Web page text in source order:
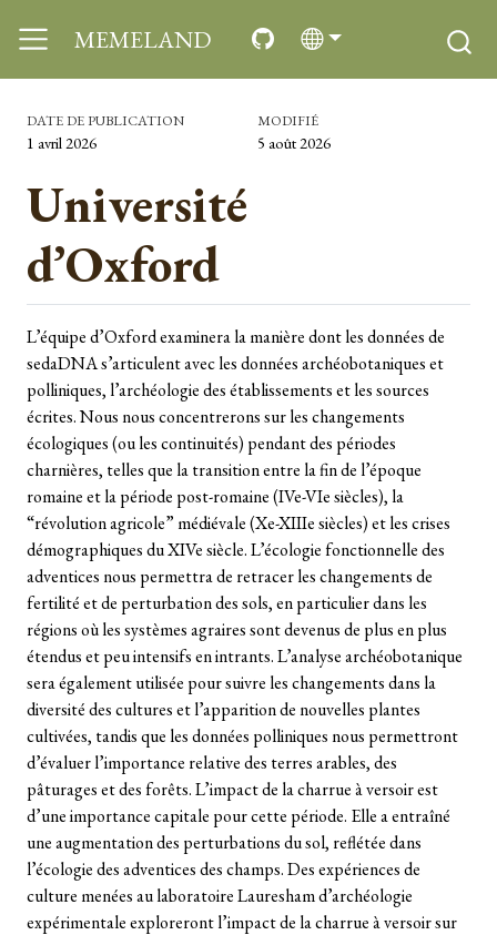
MEMELAND
DATE DE PUBLICATION
1 avril 2026
MODIFIÉ
5 août 2026
Université
d’Oxford
L’équipe d’Oxford examinera la manière dont les données de
sedaDNA s’articulent avec les données archéobotaniques et
polliniques, l’archéologie des établissements et les sources
écrites. Nous nous concentrerons sur les changements
écologiques (ou les continuités) pendant des périodes
charnières, telles que la transition entre la fin de l’époque
romaine et la période post-romaine (IVe-VIe siècles), la
“révolution agricole” médiévale (Xe-XIIIe siècles) et les crises
démographiques du XIVe siècle. L’écologie fonctionnelle des
adventices nous permettra de retracer les changements de
fertilité et de perturbation des sols, en particulier dans les
régions où les systèmes agraires sont devenus de plus en plus
étendus et peu intensifs en intrants. L’analyse archéobotanique
sera également utilisée pour suivre les changements dans la
diversité des cultures et l’apparition de nouvelles plantes
cultivées, tandis que les données polliniques nous permettront
d’évaluer l’importance relative des terres arables, des
pâturages et des forêts. L’impact de la charrue à versoir est
d’une importance capitale pour cette période. Elle a entraîné
une augmentation des perturbations du sol, reflétée dans
l’écologie des adventices des champs. Des expériences de
culture menées au laboratoire Lauresham d’archéologie
expérimentale exploreront l’impact de la charrue à versoir sur